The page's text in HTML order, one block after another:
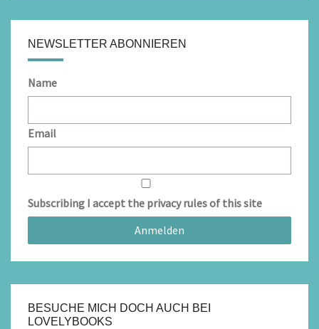
NEWSLETTER ABONNIEREN
Name
Email
Subscribing I accept the privacy rules of this site
BESUCHE MICH DOCH AUCH BEI
LOVELYBOOKS